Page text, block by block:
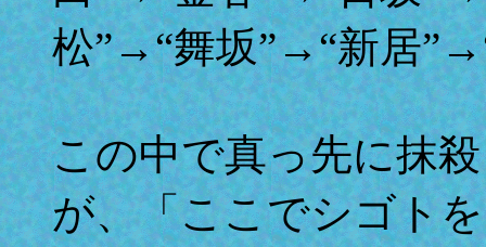
松”→“舞坂”→“新居
この中で真っ先に抹
が、「ここでシゴト